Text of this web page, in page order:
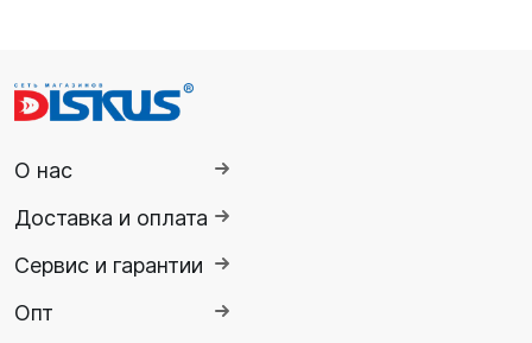
О нас
Доставка и оплата
Сервис и гарантии
Опт